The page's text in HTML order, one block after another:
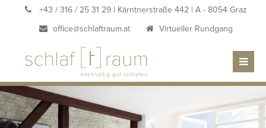
+43 / 316 / 25 31 29| Kärntnerstraße 442 | A - 8054 Graz
office@schlaftraum.at
Virtueller Rundgang